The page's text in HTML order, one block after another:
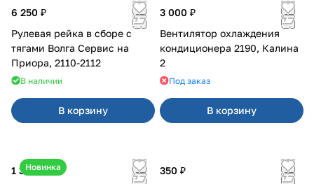
6 250 ₽
Рулевая рейка в сборе с
тягами Волга Сервис на
Приора, 2110-2112
В наличии
В корзину
3 000 ₽
Вентилятор охлаждения
кондиционера 2190, Калина
2
Под заказ
В корзину
Новинка
1 350 ₽
350 ₽